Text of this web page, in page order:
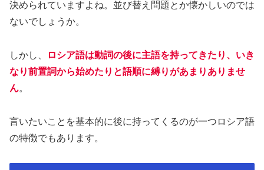
決められていますよね。並び替え問題とか懐かしいのでは
ないでしょうか。
しかし、
ロシア語は動詞の後に主語を持ってきたり、いき
なり前置詞から始めたりと語順に縛りがあまりありませ
ん。
言いたいことを基本的に後に持ってくるのが一つロシア語
の特徴でもあります。